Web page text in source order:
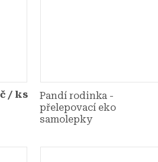
/ ks
Pandí rodinka -
přelepovací eko
samolepky